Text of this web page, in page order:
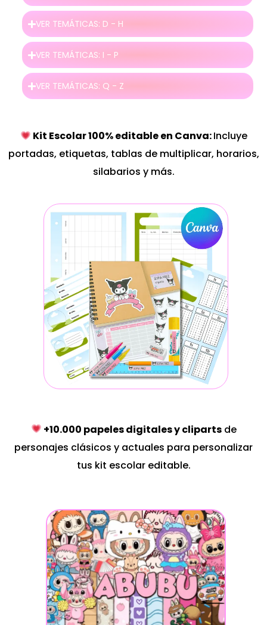
VER TEMÁTICAS: D - H
VER TEMÁTICAS: I - P
VER TEMÁTICAS: Q - Z
Kit Escolar 100% editable en Canva:Incluye
portadas, etiquetas, tablas de multiplicar, horarios,
silabarios y más.
+10.000 papeles digitales y clipartsde
personajes clásicos y actuales para personalizar
tus kit escolar editable.